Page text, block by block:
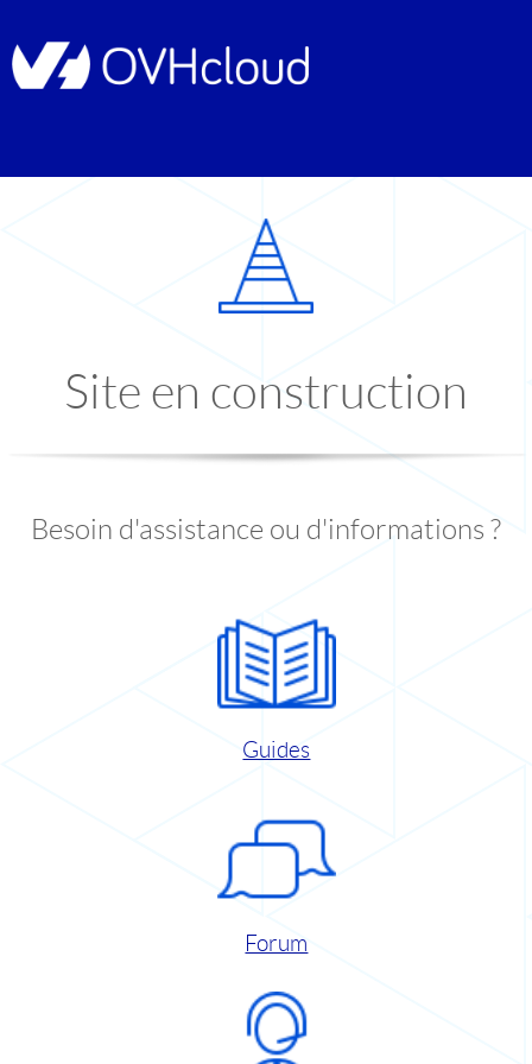
Site en construction
Besoin d'assistance ou d'informations ?
Guides
Forum